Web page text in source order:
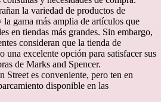
la variedad de productos de
gama más amplia de artículos que
en tiendas más grandes. Sin embargo,
consideran que la tienda de
una excelente opción para satisfacer sus
de Marks and Spencer.
Street es conveniente, pero ten en
disponible en las